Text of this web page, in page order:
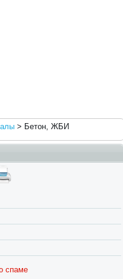
> Бетон, ЖБИ
спаме